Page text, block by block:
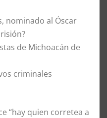
nominado al Óscar
de Michoacán de
criminales
“hay quien corretea a